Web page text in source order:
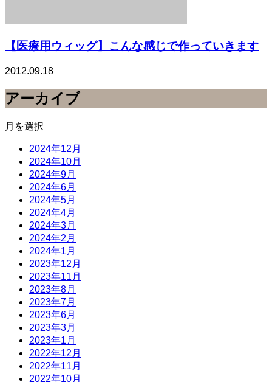
【医療用ウィッグ】こんな感じで作っていきます
2012.09.18
アーカイブ
月を選択
2024年12月
2024年10月
2024年9月
2024年6月
2024年5月
2024年4月
2024年3月
2024年2月
2024年1月
2023年12月
2023年11月
2023年8月
2023年7月
2023年6月
2023年3月
2023年1月
2022年12月
2022年11月
2022年10月